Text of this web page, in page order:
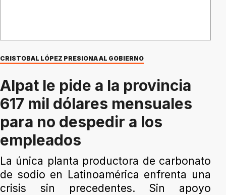
CRISTOBAL LÓPEZ PRESIONA AL GOBIERNO
Alpat le pide a la provincia
617 mil dólares mensuales
para no despedir a los
empleados
La única planta productora de carbonato
de sodio en Latinoamérica enfrenta una
crisis sin precedentes. Sin apoyo